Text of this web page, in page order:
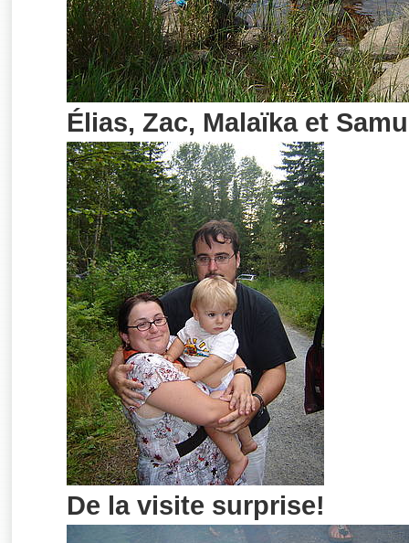
Élias, Zac, Malaïka et
De la visite surprise!